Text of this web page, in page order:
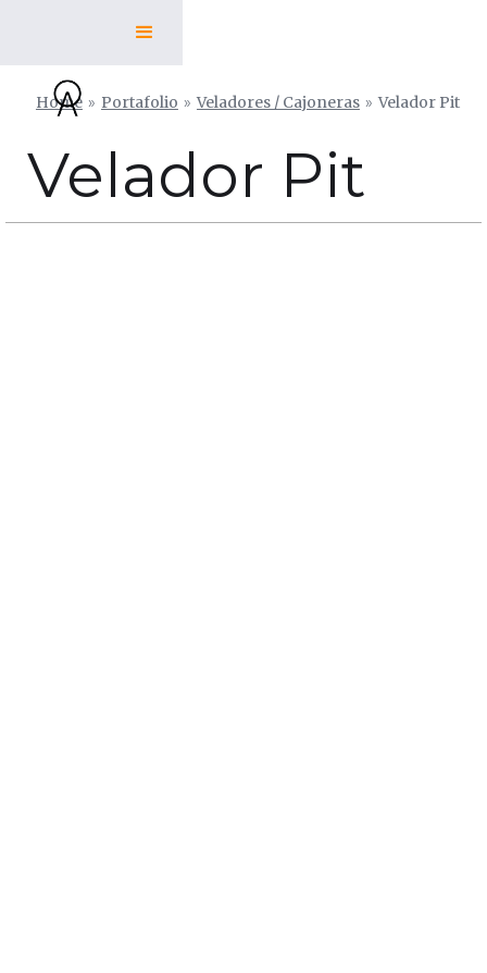
Home » Portafolio » Veladores / Cajoneras » Velador Pit
Velador Pit